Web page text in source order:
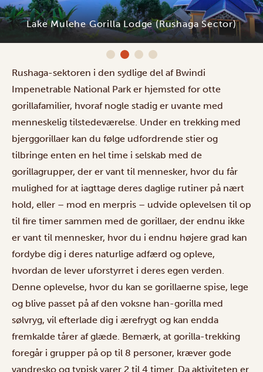
Lake Mulehe Gorilla Lodge (Rushaga Sector)
Rushaga-sektoren i den sydlige del af Bwindi
Impenetrable National Park er hjemsted for otte
gorillafamilier, hvoraf nogle stadig er uvante med
menneskelig tilstedeværelse. Under en trekking med
bjerggorillaer kan du følge udfordrende stier og
tilbringe enten en hel time i selskab med de
gorillagrupper, der er vant til mennesker, hvor du får
mulighed for at iagttage deres daglige rutiner på nært
hold, eller – mod en merpris – udvide oplevelsen til op
til fire timer sammen med de gorillaer, der endnu ikke
er vant til mennesker, hvor du i endnu højere grad kan
fordybe dig i deres naturlige adfærd og opleve,
hvordan de lever uforstyrret i deres egen verden.
Denne oplevelse, hvor du kan se gorillaerne spise, lege
og blive passet på af den voksne han-gorilla med
sølvryg, vil efterlade dig i ærefrygt og kan endda
fremkalde tårer af glæde. Bemærk, at gorilla-trekking
foregår i grupper på op til 8 personer, kræver gode
vandresko og typisk varer 2 til 4 timer. Da aktiviteten er